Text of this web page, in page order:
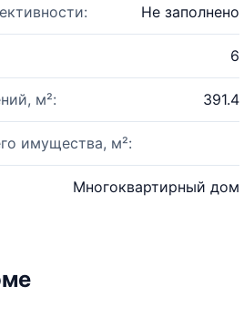
Не заполнено
6
м²: 391.4
имущества, м²:
Многоквартирный дом